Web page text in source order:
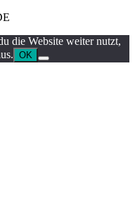
die Website weiter nutzt,
OK